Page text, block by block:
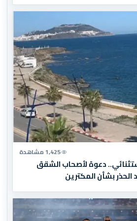
1,425 مشاهدة
دعوة لأصحاب الشقق
بشأن المكترين